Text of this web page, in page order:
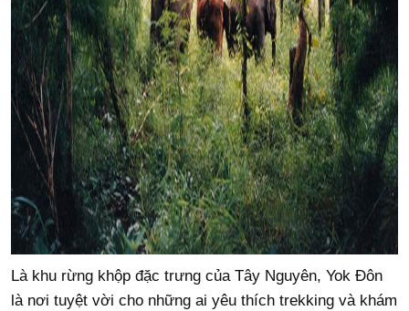
Là khu rừng khộp đặc trưng của Tây Nguyên, Yok Đôn
là nơi tuyệt vời cho những ai yêu thích trekking và khám